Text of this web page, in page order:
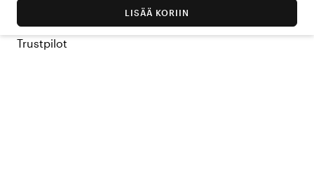
LISÄÄ KORIIN
Trustpilot